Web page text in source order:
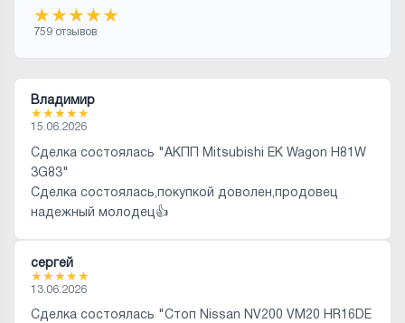
★★★★★
759 отзывов
Владимир
★★★★★
15.06.2026
Сделка состоялась "АКПП Mitsubishi EK Wagon H81W
3G83"
Сделка состоялась,покупкой доволен,продовец
надежный молодец👍
сергей
★★★★★
13.06.2026
Сделка состоялась "Стоп Nissan NV200 VM20 HR16DE